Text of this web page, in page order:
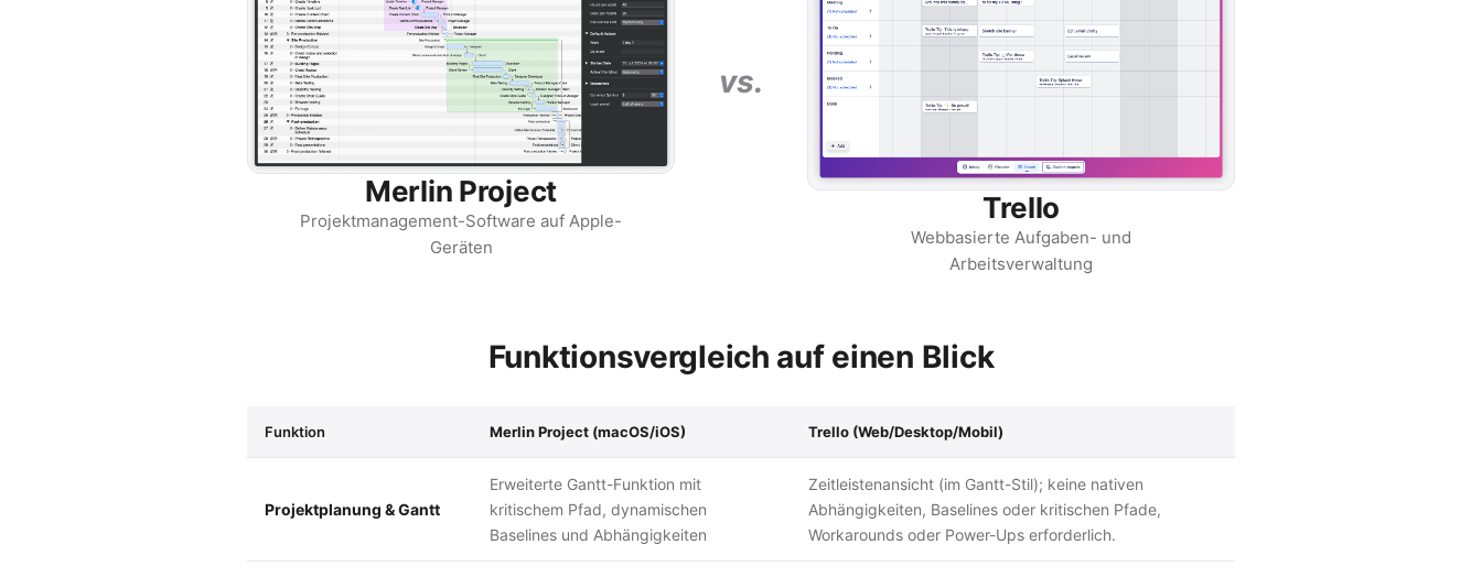
Merlin Project
Projektmanagement-Software auf Apple-
Geräten
vs.
Trello
Webbasierte Aufgaben- und
Arbeitsverwaltung
Funktionsvergleich auf einen Blick
Funktion Merlin Project (macOS/iOS) Trello (Web/Desktop/Mobil)
Projektplanung & Gantt
Erweiterte Gantt-Funktion mit
kritischem Pfad, dynamischen
Baselines und Abhängigkeiten
Zeitleistenansicht (im Gantt-Stil); keine nativen
Abhängigkeiten, Baselines oder kritischen Pfade,
Workarounds oder Power-Ups erforderlich.